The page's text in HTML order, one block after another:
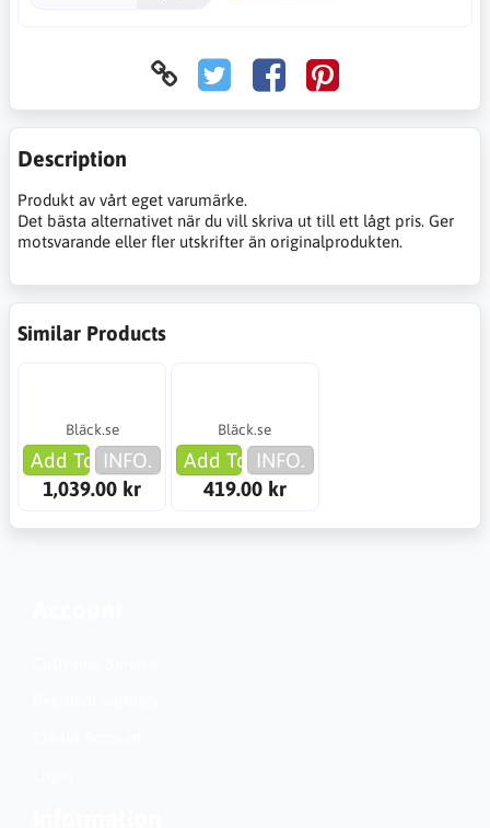
Description
Produkt av vårt eget varumärke.
Det bästa alternativet när du vill skriva ut till ett lågt pris. Ger
motsvarande eller fler utskrifter än originalprodukten.
Similar Products
Bläck.se
Add To Cart
INFO.
1,039.00 kr
Bläck.se
Add To Cart
INFO.
419.00 kr